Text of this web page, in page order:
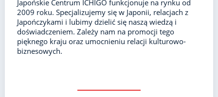
Japońskie Centrum ICHIGO funkcjonuje na rynku od
2009 roku. Specjalizujemy się w Japonii, relacjach z
Japończykami i lubimy dzielić się naszą wiedzą i
doświadczeniem. Zależy nam na promocji tego
pięknego kraju oraz umocnieniu relacji kulturowo-
biznesowych.